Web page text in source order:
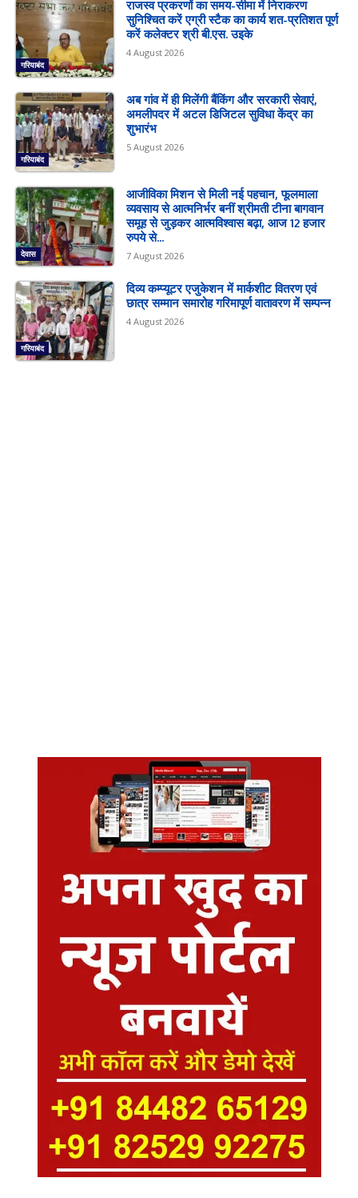
गरियाबंद
राजस्व प्रकरणों का समय-सीमा में निराकरण
सुनिश्चित करें एग्री स्टैक का कार्य शत-प्रतिशत पूर्ण
करें कलेक्टर श्री बी.एस. उइके
4 August 2026
गरियाबंद
अब गांव में ही मिलेंगी बैंकिंग और सरकारी सेवाएं,
अमलीपदर में अटल डिजिटल सुविधा केंद्र का
शुभारंभ
5 August 2026
देवास
आजीविका मिशन से मिली नई पहचान, फूलमाला
व्यवसाय से आत्मनिर्भर बनीं श्रीमती टीना बागवान
समूह से जुड़कर आत्मविश्वास बढ़ा, आज 12 हजार
रुपये से...
7 August 2026
गरियाबंद
दिव्य कम्प्यूटर एजुकेशन में मार्कशीट वितरण एवं
छात्र सम्मान समारोह गरिमापूर्ण वातावरण में सम्पन्न
4 August 2026